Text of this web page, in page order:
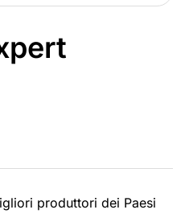
produttori dei Paesi